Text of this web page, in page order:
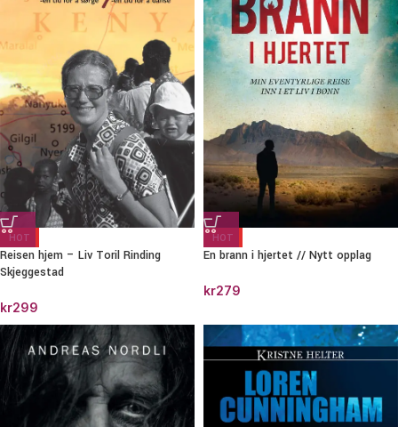
HOT
Reisen hjem – Liv Toril Rinding
Skjeggestad
kr299
HOT
En brann i hjertet // Nytt opplag
kr279